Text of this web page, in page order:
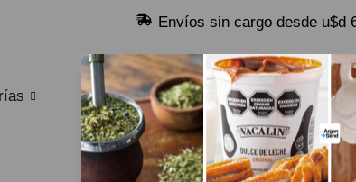
Envíos sin cargo desde u$d
🔥 Alfajores y Golosinas